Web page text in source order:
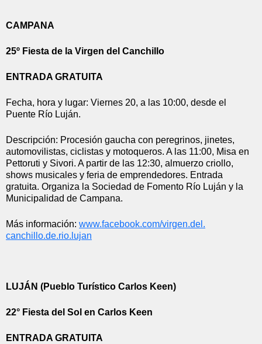
CAMPANA
25º Fiesta de la Virgen del Canchillo
ENTRADA GRATUITA
Fecha, hora y lugar: Viernes 20, a las 10:00, desde el
Puente Río Luján.
Descripción: Procesión gaucha con peregrinos, jinetes,
automovilistas, ciclistas y motoqueros. A las 11:00, Misa en
Pettoruti y Sivori. A partir de las 12:30, almuerzo criollo,
shows musicales y feria de emprendedores. Entrada
gratuita. Organiza la Sociedad de Fomento Río Luján y la
Municipalidad de Campana.
Más información: www.facebook.com/virgen.del.
canchillo.de.rio.lujan
LUJÁN (Pueblo Turístico Carlos Keen)
22° Fiesta del Sol en Carlos Keen
ENTRADA GRATUITA